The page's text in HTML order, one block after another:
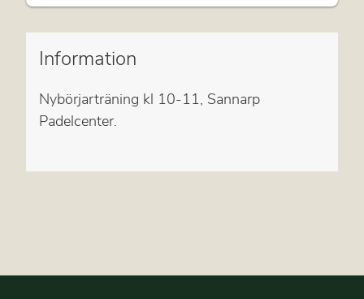
Information
Nybörjarträning kl 10-11, Sannarp
Padelcenter.